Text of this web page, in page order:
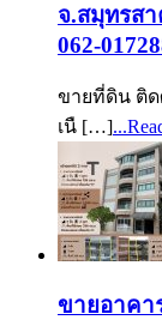
จ.สมุทรส
062-
ขายที่ดิน ติ
เนื […]
ขายอาคา